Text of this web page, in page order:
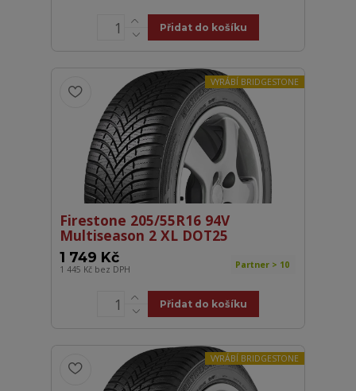
Přidat do košíku
VYRÁBÍ BRIDGESTONE
Firestone 205/55R16 94V
Multiseason 2 XL DOT25
1 749 Kč
1 445 Kč bez DPH Partner > 10
Přidat do košíku
VYRÁBÍ BRIDGESTONE